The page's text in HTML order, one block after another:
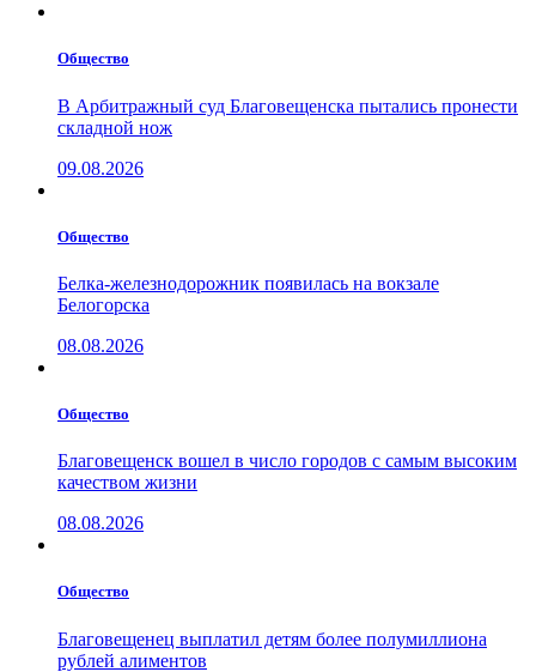
Общество
В Арбитражный суд Благовещенска пытались пронести
складной нож
09.08.2026
Общество
Белка-железнодорожник появилась на вокзале
Белогорска
08.08.2026
Общество
Благовещенск вошел в число городов с самым высоким
качеством жизни
08.08.2026
Общество
Благовещенец выплатил детям более полумиллиона
рублей алиментов